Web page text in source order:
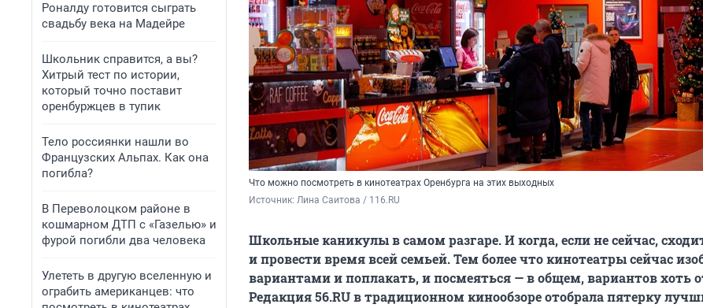
Роналду готовится сыграть
свадьбу века на Мадейре
Школьник справится, а вы?
Хитрый тест по истории,
который точно поставит
оренбуржцев в тупик
Тело россиянки нашли во
Французских Альпах. Как она
погибла?
В Переволоцком районе в
кошмарном ДТП с «Газелью» и
фурой погибли два человека
Улететь в другую вселенную и
ограбить американцев: что
Что можно посмотреть в кинотеатрах Оренбурга на этих выходных
Источник: Лина Саитова / 116.RU
Школьные каникулы в самом разгаре. И когда, если не сейчас,
и провести время всей семьей. Тем более что кинотеатры сейчас
вариантами и поплакать, и посмеяться — в общем, вариантов хоть
Редакция 56.RU в традиционном кинообзоре отобрала пятерку